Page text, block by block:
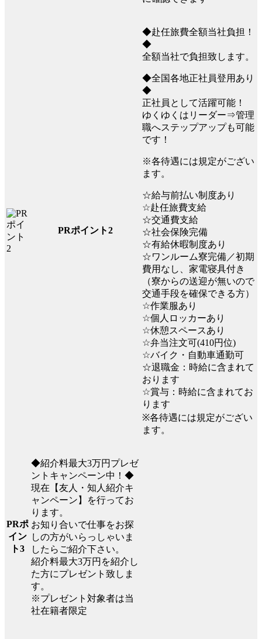
PRポイント2
◆赴任旅費全額当社負担！
◆
全額当社で負担致します。
◆全国各地正社員登用あり
◆
正社員として活躍可能！
ゆくゆくはリーダー⇒管理
職へステップアップも可能
です！
※各待遇には規定がござい
ます。
☆給与前払い制度あり
☆赴任旅費支給
☆交通費支給
☆社会保険完備
☆有給休暇制度あり
☆ワンルーム寮完備／初期
費用なし、家電寝具付き
（寮からの送迎が無いので
交通手段を確保できる方）
☆作業服あり
☆個人ロッカーあり
☆休憩スペースあり
☆弁当注文可(410円位)
☆バイク・自動車通勤可
☆退職金：時給に含まれて
おります
☆賞与：時給に含まれてお
ります
※各待遇には規定がござい
ます。
PRポ
イン
ト3
◆紹介料最大3万円プレゼ
ントキャンペーン中！◆
現在【友人・知人紹介キ
ャンペーン】を行ってお
ります。
お知り合いで仕事をお探
しの方がいらっしゃいま
したらご紹介下さい。
紹介料最大3万円を紹介し
た方にプレゼント致しま
す。
※プレゼント対象者は当
社在籍者限定